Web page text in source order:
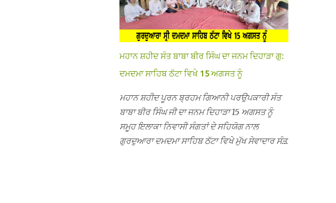
ਕੀਤੀਆਂ ਹੋਈਆਂ ਸਨ। ਉਨ੍ਹਾਂ ਦੱਸਿਆ ਕਿ ਉਹ ਛੁੱਟੀਆਂ
ਦੌਰਾਨ ਵੀ ਸਕੂਲ ਗੇੜਾ ਮਾਰਦੇ ਸਨ ਅਤੇ 20 ਜੂਨ ਤੱਕ ਸਭ
ਠੀਕ ਸੀ। ਚੋਰੀ ਦੀ ਘਟਨਾ 20 ਤੋਂ 30 ਜੂਨ ਵਿਚਕਾਰ ਹੋਈ
ਜਾਪਦੀ ਹੈ। ਇਸ ਮੌਕੇ ਸਕੂਲ ਸਟਾਫ ਮੈਂਬਰਾਂ ਅੰਜੂ ਬਾਲਾ,
ਟੋਡਰਵਾਲ ਨੇ ਦੱਸਿਆ ਕਿ ਸਕੂਲ ਵਿੱਚ ਪਿਛਲੇ ਸਾਲ ਤਿੰਨ ਏ.
ਸੀ. ਲਾਉਣ ਦੀ ਸੇਵਾ ਸੀ.ਐੱਚ.ਟੀ. ਰਾਮ ਸਿੰਘ ਵੱਲੋਂ ਕੀਤੀ ਗਈ
ਸੀ ਜਿਸ ਦੀ ਮਾਪਿਆਂ ਨੇ ਖੂਬ ਪ੍ਰਸੰਸਾ ਕੀਤੀ ਸੀ। ਉਨ੍ਹਾਂ
ਦੱਸਿਆ ਕਿ ਏਸੀ ਚੋਰੀ ਹੋਣ ਨਾਲ ਬੱਚਿਆਂ ਦੇ ਮਾਪਿਆਂ ਵਿੱਚ
ਭਾਰੀ ਰੋਸ ਹੈ ਅਤੇ ਉਨ੍ਹਾਂ ਨੇ ਪੁਲਿਸ ਪ੍ਰਸ਼ਾਸਨ ਤੋਂ ਤਰੁੰਤ
ਮਹਾਨ ਸ਼ਹੀਦ ਸੰਤ ਬਾਬਾ ਬੀਰ ਸਿੰਘ ਦਾ ਜਨਮ ਦਿਹਾੜਾ ਗੁ:
ਦਮਦਮਾ ਸਾਹਿਬ ਠੱਟਾ ਵਿਖੇ 15 ਅਗਸਤ ਨੂੰ
ਮਹਾਨ ਸ਼ਹੀਦ ਪੂਰਨ ਬ੍ਰਹਮ ਗਿਆਨੀ ਪਰਉਪਕਾਰੀ ਸੰਤ
ਬਾਬਾ ਬੀਰ ਸਿੰਘ ਜੀ ਦਾ ਜਨਮ ਦਿਹਾੜਾ 15 ਅਗਸਤ ਨੂੰ
ਸਮੂਹ ਇਲਾਕਾ ਨਿਵਾਸੀ ਸੰਗਤਾਂ ਦੇ ਸਹਿਯੋਗ ਨਾਲ
ਗੁਰਦੁਆਰਾ ਦਮਦਮਾ ਸਾਹਿਬ ਠੱਟਾ ਵਿਖੇ ਮੁੱਖ ਸੇਵਾਦਾਰ ਸੰਤ